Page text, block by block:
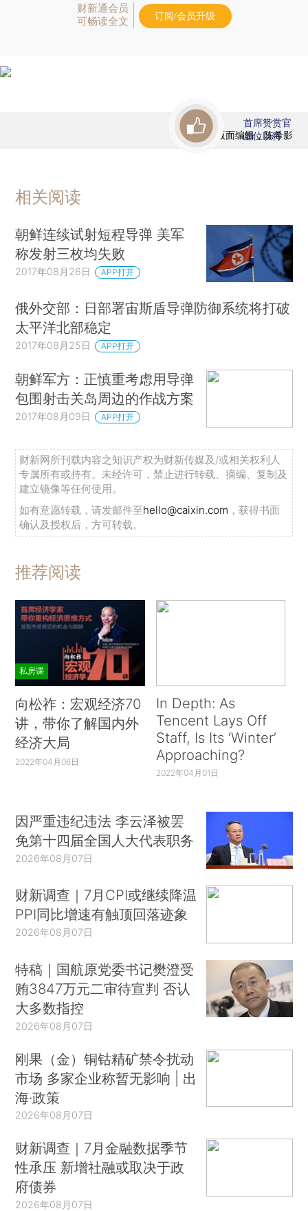
财新通会员
可畅读全文
订阅/会员升级
版面编辑：陈希影
首席赞赏官
虚位以待
相关阅读
朝鲜连续试射短程导弹 美军
称发射三枚均失败
2017年08月26日 APP打开
俄外交部：日部署宙斯盾导弹防御系统将打破
太平洋北部稳定
2017年08月25日 APP打开
朝鲜军方：正慎重考虑用导弹
包围射击关岛周边的作战方案
2017年08月09日 APP打开
财新网所刊载内容之知识产权为财新传媒及/或相关权利人
专属所有或持有。未经许可，禁止进行转载、摘编、复制及
建立镜像等任何使用。
如有意愿转载，请发邮件至hello@caixin.com ，获得书面
确认及授权后，方可转载。
推荐阅读
私房课
向松祚：宏观经济70
讲，带你了解国内外
经济大局
2022年04月06日
In Depth: As
Tencent Lays Off
Staff, Is Its ‘Winter’
Approaching?
2022年04月01日
因严重违纪违法 李云泽被罢
免第十四届全国人大代表职务
2026年08月07日
财新调查｜7月CPI或继续降温
PPI同比增速有触顶回落迹象
2026年08月07日
特稿｜国航原党委书记樊澄受
贿3847万元二审待宣判 否认
大多数指控
2026年08月07日
刚果（金）铜钴精矿禁令扰动
市场 多家企业称暂无影响 | 出
海·政策
2026年08月07日
财新调查｜7月金融数据季节
性承压 新增社融或取决于政
府债券
2026年08月07日